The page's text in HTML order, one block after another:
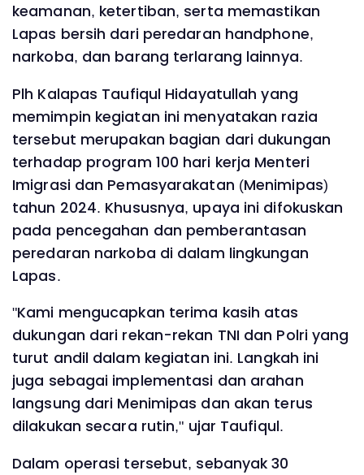
keamanan, ketertiban, serta memastikan
Lapas bersih dari peredaran handphone,
narkoba, dan barang terlarang lainnya.
Plh Kalapas Taufiqul Hidayatullah yang
memimpin kegiatan ini menyatakan razia
tersebut merupakan bagian dari dukungan
terhadap program 100 hari kerja Menteri
Imigrasi dan Pemasyarakatan (Menimipas)
tahun 2024. Khususnya, upaya ini difokuskan
pada pencegahan dan pemberantasan
peredaran narkoba di dalam lingkungan
Lapas.
"Kami mengucapkan terima kasih atas
dukungan dari rekan-rekan TNI dan Polri yang
turut andil dalam kegiatan ini. Langkah ini
juga sebagai implementasi dan arahan
langsung dari Menimipas dan akan terus
dilakukan secara rutin," ujar Taufiqul.
Dalam operasi tersebut, sebanyak 30